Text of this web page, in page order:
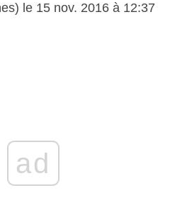
le 15 nov. 2016 à 12:37
ad